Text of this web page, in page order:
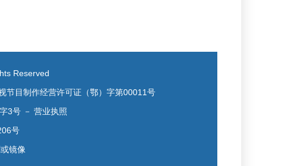
Reserved
节目制作经营许可证（鄂）字第00011号
3号 － 营业执照
号
镜像